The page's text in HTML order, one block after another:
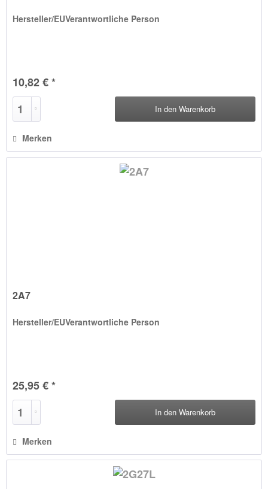
Hersteller/EUVerantwortliche Person
10,82 € *
In den Warenkorb
Merken
2A7
Hersteller/EUVerantwortliche Person
25,95 € *
In den Warenkorb
Merken